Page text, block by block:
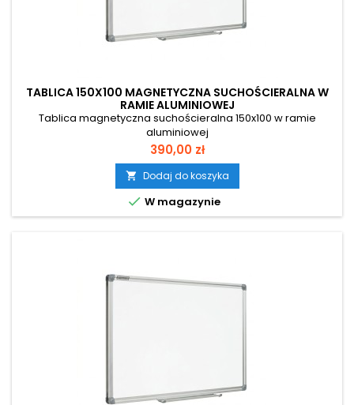
TABLICA 150X100 MAGNETYCZNA SUCHOŚCIERALNA W
RAMIE ALUMINIOWEJ
Tablica magnetyczna suchościeralna 150x100 w ramie
aluminiowej
Cena
390,00 zł
 Dodaj do koszyka
 W magazynie